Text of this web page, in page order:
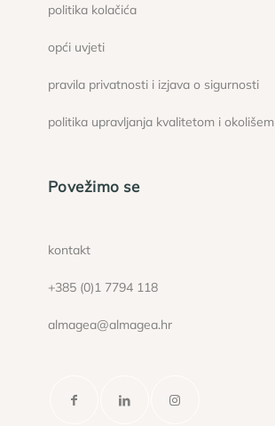
politika kolačića
opći uvjeti
pravila privatnosti i izjava o sigurnosti
politika upravljanja kvalitetom i okolišem
Povežimo se
kontakt
+385 (0)1 7794 118
almagea@almagea.hr